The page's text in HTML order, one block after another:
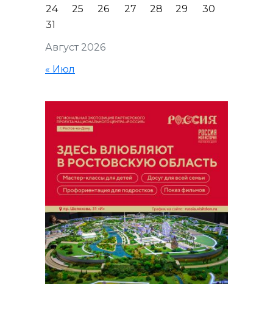
Август 2026
24
25 26 27 28 29
30
31
« Июл